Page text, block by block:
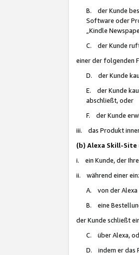
B. der Kunde
Software oder
„Kindle
C. der Kunde ruft
einer der folgenden
D. der Kunde
E. der Kunde
abschließt, oder
F. der Kunde
iii. das Produkt
(b) Alexa Skill-
i. ein Kunde, der
ii. während einer
A. von der Alexa
B. eine
der Kunde schließt
C. über Alexa,
D. indem er das